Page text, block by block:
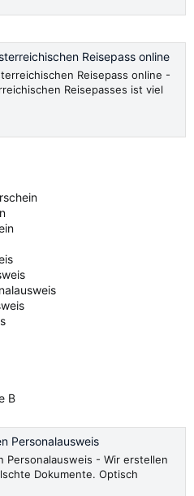
Reisepass online
Reisepass online -
Reisepasses ist viel
B
Personalausweis
Personalausweis - Wir erstellen
Dokumente. Optisch